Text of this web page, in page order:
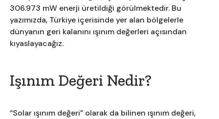
306.973 mW enerji üretildiği görülmektedir. Bu
yazımızda, Türkiye içerisinde yer alan bölgelerle
dünyanın geri kalanını ışınım değerleri açısından
kıyaslayacağız.
Işınım Değeri Nedir?
“Solar ışınım değeri” olarak da bilinen ışınım değeri,